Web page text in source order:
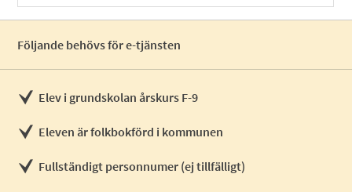
Följande behövs för e-tjänsten
Elev i grundskolan årskurs F-9
Eleven är folkbokförd i kommunen
Fullständigt personnumer (ej tillfälligt)